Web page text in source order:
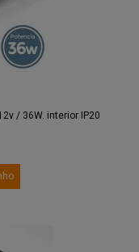
/ 36W. interior IP20